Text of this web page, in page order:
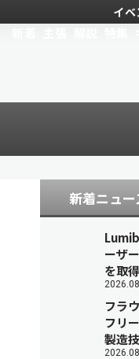
イ
新着ニュー
ーザ
を取得
フラ
フリ
製造